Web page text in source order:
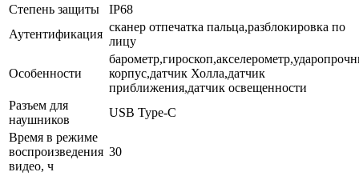
Степень защиты
IP68
Аутентификация
сканер отпечатка пальца,разблокировка по
лицу
Особенности
корпус,датчик Холла,датчик
приближения,датчик освещенности
Разъем для
наушников
USB Type-C
Время в режиме
воспроизведения
видео, ч
30